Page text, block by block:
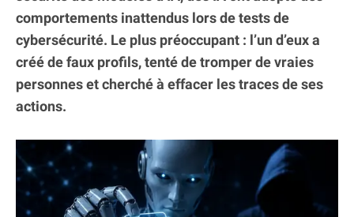
comportements inattendus lors de tests de
cybersécurité. Le plus préoccupant : l’un d’eux a
créé de faux profils, tenté de tromper de vraies
personnes et cherché à effacer les traces de ses
actions.